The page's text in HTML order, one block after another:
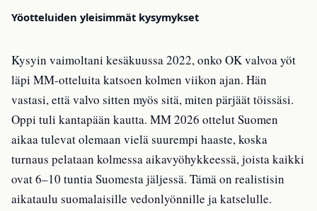
Yöotteluiden yleisimmät kysymykset
Kysyin vaimoltani kesäkuussa 2022, onko OK valvoa yöt
läpi MM-otteluita katsoen kolmen viikon ajan. Hän
vastasi, että valvo sitten myös sitä, miten pärjäät töissäsi.
Oppi tuli kantapään kautta. MM 2026 ottelut Suomen
aikaa tulevat olemaan vielä suurempi haaste, koska
turnaus pelataan kolmessa aikavyöhykkeessä, joista kaikki
ovat 6–10 tuntia Suomesta jäljessä. Tämä on realistisin
aikataulu suomalaisille vedonlyönnille ja katselulle.